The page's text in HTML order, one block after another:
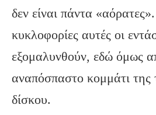
δεν είναι πάντα
κυκλοφορίες αυτές οι
εξομαλυνθούν, εδώ όμως
αναπόσπαστο κομμάτι της
δίσκου.